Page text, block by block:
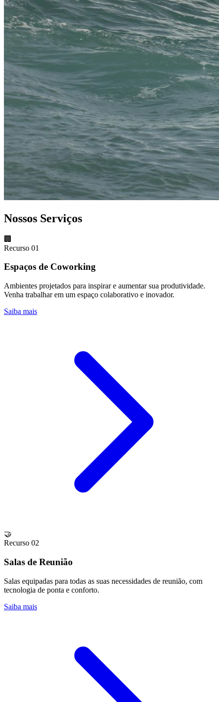
Nossos Serviços
🏢
Recurso 01
Espaços de Coworking
Ambientes projetados para inspirar e aumentar sua produtividade.
Venha trabalhar em um espaço colaborativo e inovador.
Saiba mais
🤝
Recurso 02
Salas de Reunião
Salas equipadas para todas as suas necessidades de reunião, com
tecnologia de ponta e conforto.
Saiba mais